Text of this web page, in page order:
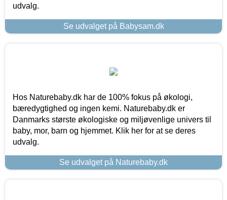
udvalg.
Se udvalget på Babysam.dk
Hos Naturebaby.dk har de 100% fokus på økologi,
bæredygtighed og ingen kemi. Naturebaby.dk er
Danmarks største økologiske og miljøvenlige univers til
baby, mor, barn og hjemmet. Klik her for at se deres
udvalg.
Se udvalget på Naturebaby.dk